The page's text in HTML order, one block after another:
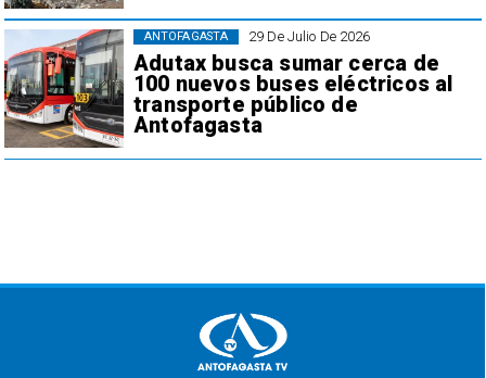
29 De Julio De 2026
Adutax busca sumar cerca de
100 nuevos buses eléctricos al
transporte público de
Antofagasta
ANTOFAGASTA